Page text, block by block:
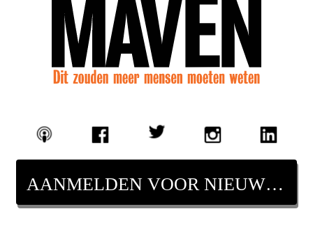
AANMELDEN VOOR NIEUWSBRIEF